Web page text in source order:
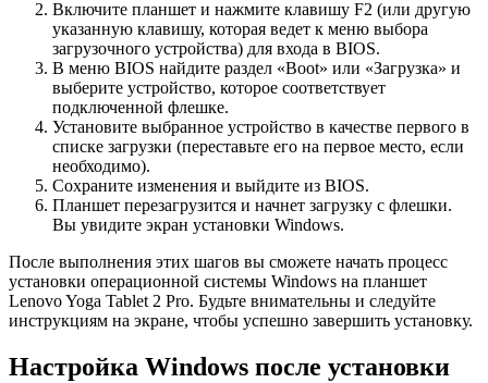
Включите планшет и нажмите клавишу F2 (или другую
указанную клавишу, которая ведет к меню выбора
загрузочного устройства) для входа в BIOS.
В меню BIOS найдите раздел «Boot» или «Загрузка» и
выберите устройство, которое соответствует
подключенной флешке.
Установите выбранное устройство в качестве первого в
списке загрузки (переставьте его на первое место, если
необходимо).
Сохраните изменения и выйдите из BIOS.
Планшет перезагрузится и начнет загрузку с флешки.
Вы увидите экран установки Windows.
После выполнения этих шагов вы сможете начать процесс
установки операционной системы Windows на планшет
Lenovo Yoga Tablet 2 Pro. Будьте внимательны и следуйте
инструкциям на экране, чтобы успешно завершить установку.
Настройка Windows после установки